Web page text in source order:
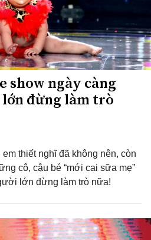
show ngày càng
đừng làm trò
thiết nghĩ đã không nên, còn
cô, cậu bé “mới cai sữa mẹ”
lớn đừng làm trò nữa!